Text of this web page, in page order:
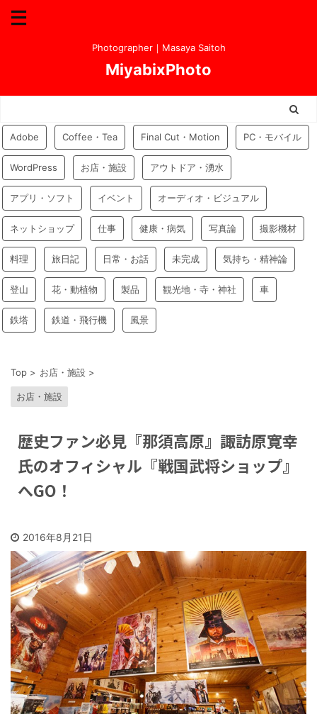
Photographer｜Masaya Saitoh
MiyabixPhoto
Adobe Coffee・Tea Final Cut・Motion PC・モバイル
WordPress お店・施設 アウトドア・湧水
アプリ・ソフト イベント オーディオ・ビジュアル
ネットショップ 仕事 健康・病気 写真論 撮影機材
料理 旅日記 日常・お話 未完成 気持ち・精神論
登山 花・動植物 製品 観光地・寺・神社 車
鉄塔 鉄道・飛行機 風景
Top > お店・施設 >
お店・施設
歴史ファン必見『那須高原』諏訪原寛幸
氏のオフィシャル『戦国武将ショップ』
へGO！
2016年8月21日